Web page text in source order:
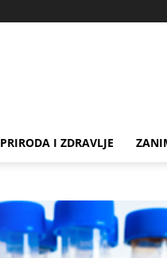
PRIRODA I ZDRAVLJE